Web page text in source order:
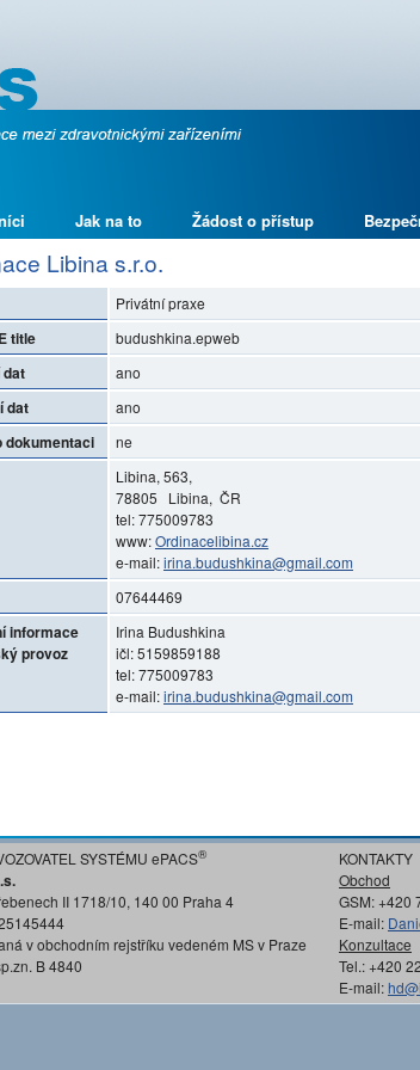
Jak na to Žádost o přístup
Libina s.r.o.
Privátní praxe
title budushkina.epweb
dat ano
dat ano
dokumentaci ne
Libina, 563,
78805 Libina, ČR
tel: 775009783
www:Ordinacelibina.cz
e-mail:irina.budushkina@gmail.com
07644469
informace
provoz
Irina Budushkina
ičl: 5159859188
tel: 775009783
e-mail:irina.budushkina@gmail.com
SYSTÉMU ePACS®
II 1718/10, 140 00 Praha 4
v obchodním rejstříku vedeném MS v Praze
B 4840
KONTAKTY
Obchod
GSM: +420
E-mail:
Konzultace
Tel.: +420
E-mail: